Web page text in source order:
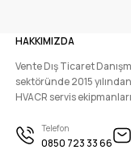
HAKKIMIZDA
Vente Dış Ticaret
sektöründe 2015
HVACR servis
Telefon
0850 723 33 66